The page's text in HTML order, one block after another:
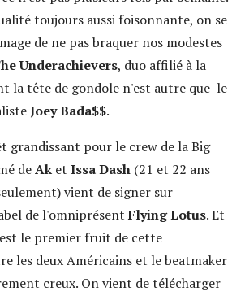
toujours aussi foisonnante, on se
de ne pas braquer nos modestes
Underachievers, duo affilié à la
la tête de gondole n'est autre que le
Joey Bada$$.
grandissant pour le crew de la Big
deAk et Issa Dash (21 et 22 ans
vient de signer sur
de l'omniprésentFlying Lotus. Et
est le premier fruit de cette
les deux Américains et le beatmaker
creux. On vient de télécharger